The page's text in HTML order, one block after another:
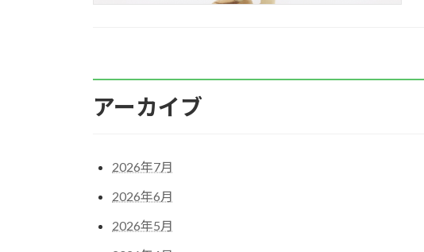
アーカイブ
2026年7月
2026年6月
2026年5月